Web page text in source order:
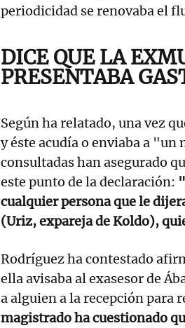
periodicidad se renovaba el
DICE QUE LA
PRESENTABA
Según ha relatado, una vez
y éste acudía o enviaba a
consultadas han asegurado
este punto de la declaración:
cualquier persona que le
(Uriz, expareja de Koldo),
Rodríguez ha contestado
ella avisaba al exasesor de
a alguien a la recepción para
magistrado ha cuestionado